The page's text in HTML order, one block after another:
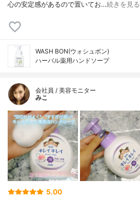
心の安定感があるので置いてお…続きを見る
WASH BON(ウォシュボン)
ハーバル薬用ハンドソープ
会社員 / 美容モニター
みこ
5.00